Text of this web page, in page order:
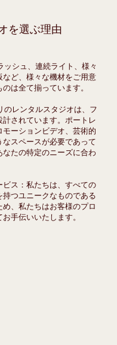
を選ぶ理由
シュ、連続ライト、様々
ど、様々な機材をご用意
は全て揃っています。
のレンタルスタジオは、フ
されています。ポートレ
ーションビデオ、芸術的
スペースが必要であって
なたの特定のニーズに合わ
ス：私たちは、すべての
つユニークなものである
、私たちはお客様のプロ
手伝いいたします。